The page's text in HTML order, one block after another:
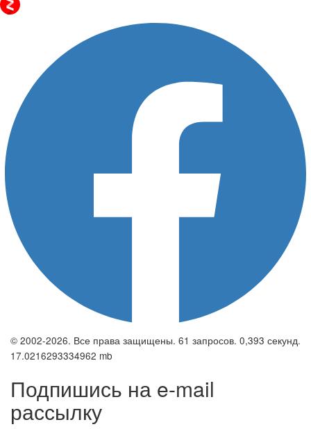
© 2002-2026. Все права защищены. 61 запросов. 0,393 секунд.
17.0216293334962 mb
Подпишись на e-mail
рассылку